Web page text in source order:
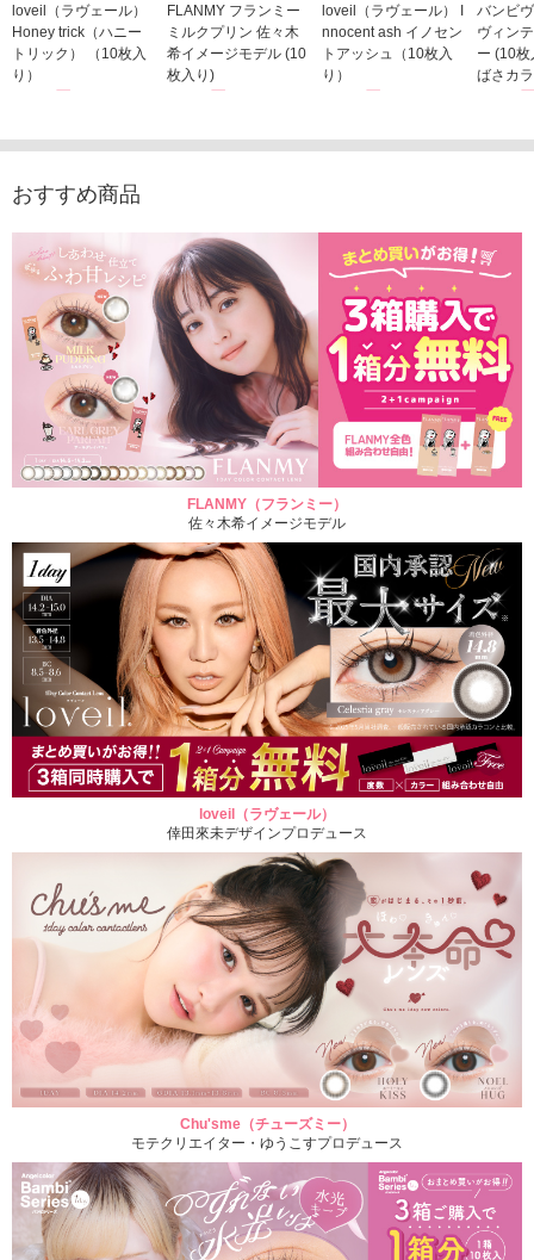
loveil（ラヴェール）
Honey trick（ハニー
トリック） （10枚入
り）
FLANMY フランミー
ミルクプリン 佐々木
希イメージモデル (10
枚入り)
loveil（ラヴェール） I
nnocent ash イノセン
トアッシュ（10枚入
り）
バンビ
ヴィン
ー (10
ばさカ
おすすめ商品
FLANMY（フランミー）
佐々木希イメージモデル
loveil（ラヴェール）
倖田來未デザインプロデュース
Chu'sme（チューズミー）
モテクリエイター・ゆうこすプロデュース